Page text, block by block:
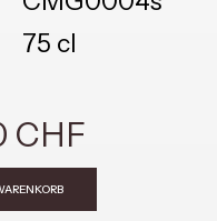
75 cl
CHF